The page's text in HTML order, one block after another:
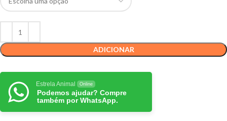
ADICIONAR
Estrela Animal Online
Podemos ajudar? Compre
também por WhatsApp.